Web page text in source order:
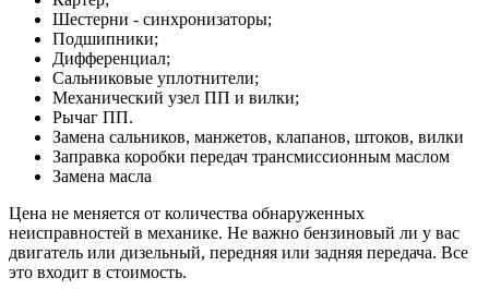
Шестерни - синхронизаторы;
Подшипники;
Дифференциал;
Сальниковые уплотнители;
Механический узел ПП и вилки;
Рычаг ПП.
Замена сальников, манжетов, клапанов, штоков, вилки
Заправка коробки передач трансмиссионным маслом
Замена масла
Цена не меняется от количества обнаруженных
неисправностей в механике. Не важно бензиновый ли у вас
двигатель или дизельный, передняя или задняя передача. Все
это входит в стоимость.